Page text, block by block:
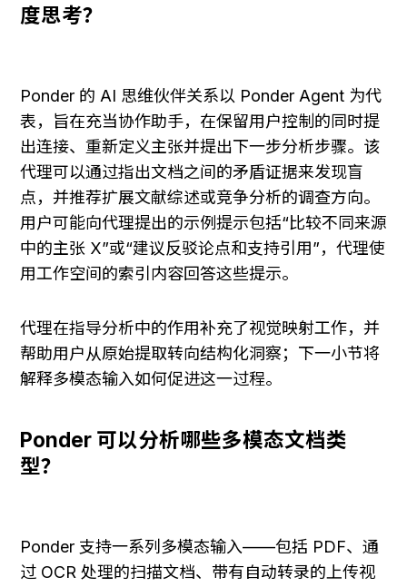
度思考？
Ponder 的 AI 思维伙伴关系以 Ponder Agent 为代
表，旨在充当协作助手，在保留用户控制的同时提
出连接、重新定义主张并提出下一步分析步骤。该
代理可以通过指出文档之间的矛盾证据来发现盲
点，并推荐扩展文献综述或竞争分析的调查方向。
用户可能向代理提出的示例提示包括“比较不同来源
中的主张 X”或“建议反驳论点和支持引用”，代理使
用工作空间的索引内容回答这些提示。
代理在指导分析中的作用补充了视觉映射工作，并
帮助用户从原始提取转向结构化洞察；下一小节将
解释多模态输入如何促进这一过程。
Ponder 可以分析哪些多模态文档类
型？
Ponder 支持一系列多模态输入——包括 PDF、通
过 OCR 处理的扫描文档、带有自动转录的上传视